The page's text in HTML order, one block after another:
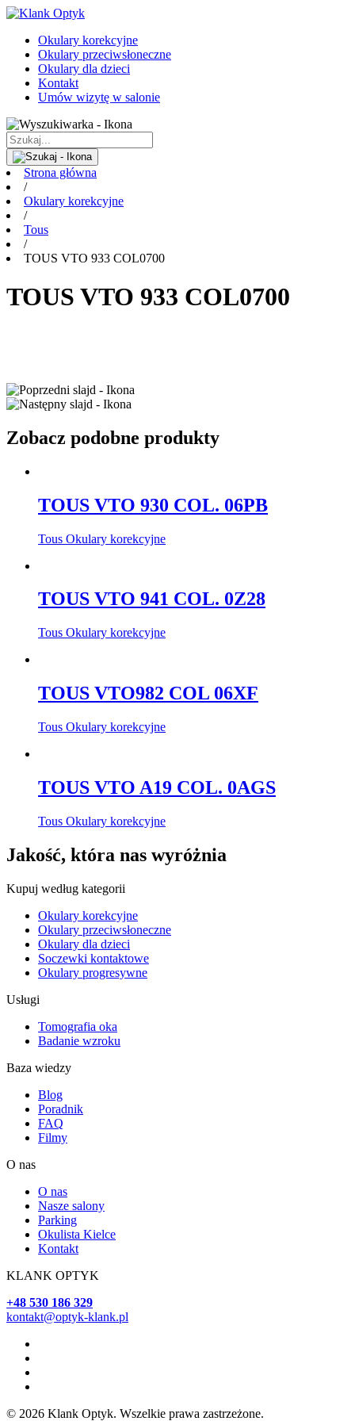
Okulary korekcyjne
Okulary przeciwsłoneczne
Okulary dla dzieci
Kontakt
Umów wizytę w salonie
Strona główna
/
Okulary korekcyjne
/
Tous
/
TOUS VTO 933 COL0700
TOUS VTO 933 COL0700
Zobacz podobne produkty
TOUS VTO 930 COL. 06PB
Tous Okulary korekcyjne
TOUS VTO 941 COL. 0Z28
Tous Okulary korekcyjne
TOUS VTO982 COL 06XF
Tous Okulary korekcyjne
TOUS VTO A19 COL. 0AGS
Tous Okulary korekcyjne
Jakość, która nas wyróżnia
Kupuj według kategorii
Okulary korekcyjne
Okulary przeciwsłoneczne
Okulary dla dzieci
Soczewki kontaktowe
Okulary progresywne
Usługi
Tomografia oka
Badanie wzroku
Baza wiedzy
Blog
Poradnik
FAQ
Filmy
O nas
O nas
Nasze salony
Parking
Okulista Kielce
Kontakt
KLANK OPTYK
+48 530 186 329
kontakt@optyk-klank.pl
© 2026 Klank Optyk. Wszelkie prawa zastrzeżone.